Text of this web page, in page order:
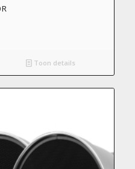
Toon details